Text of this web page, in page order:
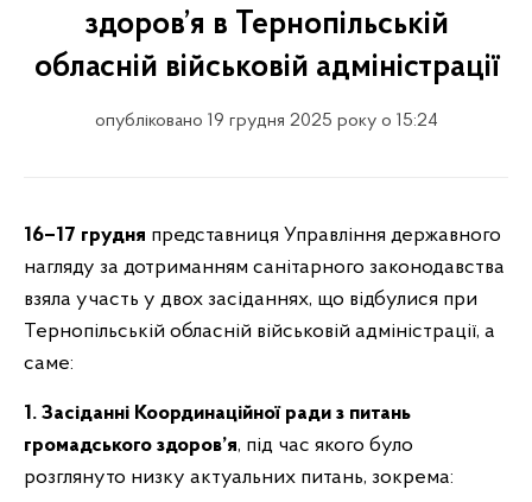
здоров’я в Тернопільській
обласній військовій адміністрації
опубліковано 19 грудня 2025 року о 15:24
16–17 грудня представниця Управління державного
нагляду за дотриманням санітарного законодавства
взяла участь у двох засіданнях, що відбулися при
Тернопільській обласній військовій адміністрації, а
саме:
1. Засіданні Координаційної ради з питань
громадського здоров’я, під час якого було
розглянуто низку актуальних питань, зокрема: